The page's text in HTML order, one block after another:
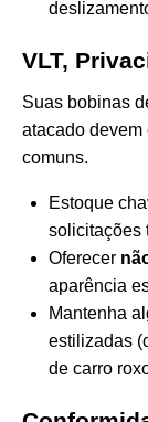
VLT,
Suas bobinas
atacado devem
comuns.
Estoque
solicitações
Oferecer
aparência
Mantenha
estilizadas
de carro